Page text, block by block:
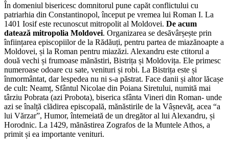
În domeniul bisericesc domnitorul pune capăt conflictului cu
patriarhia din Constantinopol, început pe vremea lui Roman I. La
1401 Iosif este recunoscut mitropolit al Moldovei. De acum
datează mitropolia Moldovei. Organizarea se desăvârșește prin
înființarea episcopiilor de la Rădăuți, pentru partea de miazănoapte a
Moldovei, și la Roman pentru miazăzi. Alexandru este ctitorul a
două vechi și frumoase mănăstiri, Bistrița și Moldovița. Ele primesc
numeroase odoare cu sate, venituri și robi. La Bistrița este și
înmormântat, dar lespedea nu ni s-a păstrat. Face danii și altor lăcașe
de cult: Neamț, Sfântul Nicolae din Poiana Siretului, numită mai
târziu Pobrata (azi Probota), biserica sfânta Vineri din Roman- unde
azi se înalță clădirea episcopală, mănăstirile de la Vâșnevăț, acea “a
lui Vărzar”, Humor, întemeiată de un dregător al lui Alexandru, și
Horodnic. La 1429, mănăstirea Zografos de la Muntele Athos, a
primit și ea importante venituri.